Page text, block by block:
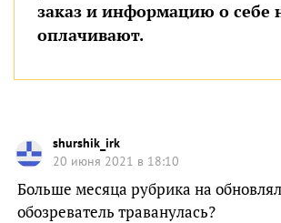
заказ и информацию о себе
оплачивают.
shurshik_irk
20 июня 2021 в 18:10
Больше месяца рубрика на
обозреватель траванулась?